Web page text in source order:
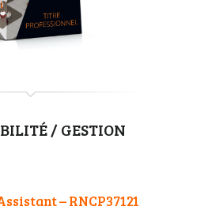
/ GESTION
– RNCP37121